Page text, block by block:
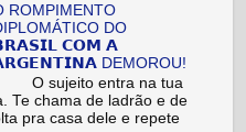
ROMPIMENTO
DO
𝗖𝗢𝗠 𝗔
DEMOROU!
O sujeito entra na tua
Te chama de ladrão e de
pra casa dele e repete